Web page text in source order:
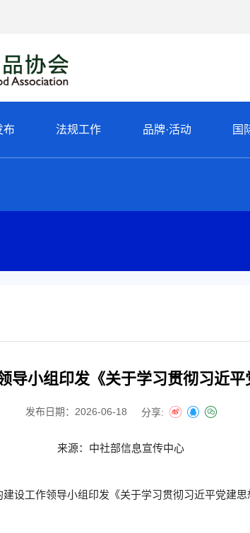
布 法规工作 品牌·活动 国
导小组印发《关于学习贯彻习近平
发布日期：2026-06-18 分享:
来源：中社部信息宣传中心
设工作领导小组印发《关于学习贯彻习近平党建思